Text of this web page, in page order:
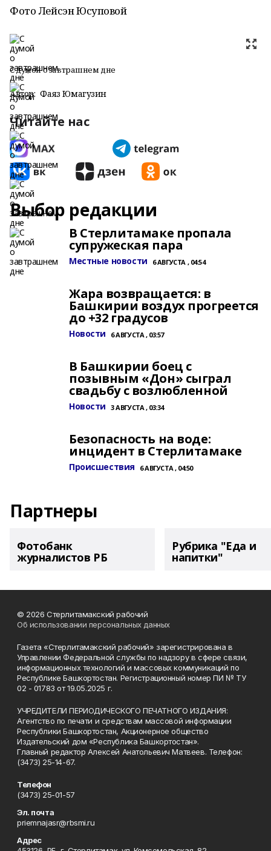
Фото Лейсэн Юсуповой
С думой о завтрашнем дне
Автор: Фаяз Юмагузин
Читайте нас
Выбор редакции
В Стерлитамаке пропала
супружеская пара
Местные новости 6 АВГУСТА , 04:54
Жара возвращается: в
Башкирии воздух прогреется
до +32 градусов
Новости 6 АВГУСТА , 03:57
В Башкирии боец с
позывным «Дон» сыграл
свадьбу с возлюбленной
Новости 3 АВГУСТА , 03:34
Безопасность на воде:
инцидент в Стерлитамаке
Происшествия 6 АВГУСТА , 04:50
Партнеры
Фотобанк
журналистов РБ
Рубрика "Еда и
напитки"
© 2026 Стерлитамакский рабочий
Об использовании персональных данных
Газета «Стерлитамакский рабочий» зарегистрирована в
Управлении Федеральной службы по надзору в сфере связи,
информационных технологий и массовых коммуникаций по
Республике Башкортостан. Регистрационный номер ПИ № ТУ
02 - 01783 от 19.05.2025 г.
УЧРЕДИТЕЛИ ПЕРИОДИЧЕСКОГО ПЕЧАТНОГО ИЗДАНИЯ:
Агентство по печати и средствам массовой информации
Республики Башкортостан, Акционерное общество
Издательский дом «Республика Башкортостан».
Главный редактор Алексей Анатольевич Матвеев. Телефон:
(3473) 25-14-67.
Телефон
(3473) 25-01-57
Эл. почта
priemnajasr@rbsmi.ru
Адрес